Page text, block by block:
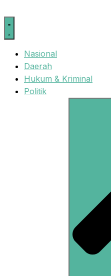
ke
isi
Nasional
Daerah
Hukum & Kriminal
Politik